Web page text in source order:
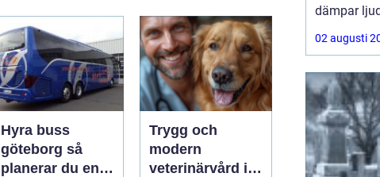
Hyra buss
göteborg så
planerar du en
Trygg och
modern
veterinärvård i
dämpar
ramar in
sätter ton
söker
02 augusti